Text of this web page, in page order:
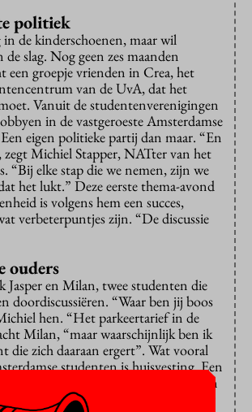
politiek
de kinderschoenen, maar wil
de slag. Nog geen zes maanden
een groepje vrienden in Crea, het
van de UvA, dat het
Vanuit de studentenverenigingen
in de vastgeroeste Amsterdamse
eigen politieke partij dan maar. “En
zegt Michiel Stapper, NATter van het
“Bij elke stap die we nemen, zijn we
het lukt.” Deze eerste thema-avond
is volgens hem een succes,
verbeterpuntjes zijn. “De discussie
ouders
Jasper en Milan, twee studenten die
doordiscussiëren. “Waar ben jij boos
hen. “Het parkeertarief in de
Milan, “maar waarschijnlijk ben ik
die zich daaraan ergert”. Wat vooral
studenten is huisvesting. Een
ze naar de leegstaande kantoren in
naar de vorige generaties. “Wanneer